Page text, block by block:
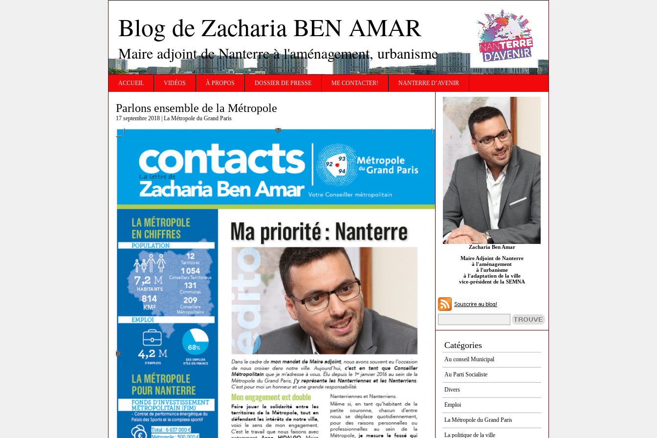
Blog de Zacharia BEN AMAR
Maire adjoint de Nanterre à l'aménagement, urbanisme
ACCUEIL VIDÉOS À PROPOS DOSSIER DE PRESSE ME CONTACTER! NANTERRE D’AVENIR
Parlons ensemble de la Métropole
17 septembre 2018 | La Métropole du Grand Paris
Zacharia Ben Amar
Maire Adjoint de Nanterre
à l'aménagement
à l'urbanisme
à l'adaptation de la ville
vice-président de la SEMNA
Catégories
Au conseil Municipal
Au Parti Socialiste
Divers
Emploi
La Métropole du Grand Paris
La politique de la ville